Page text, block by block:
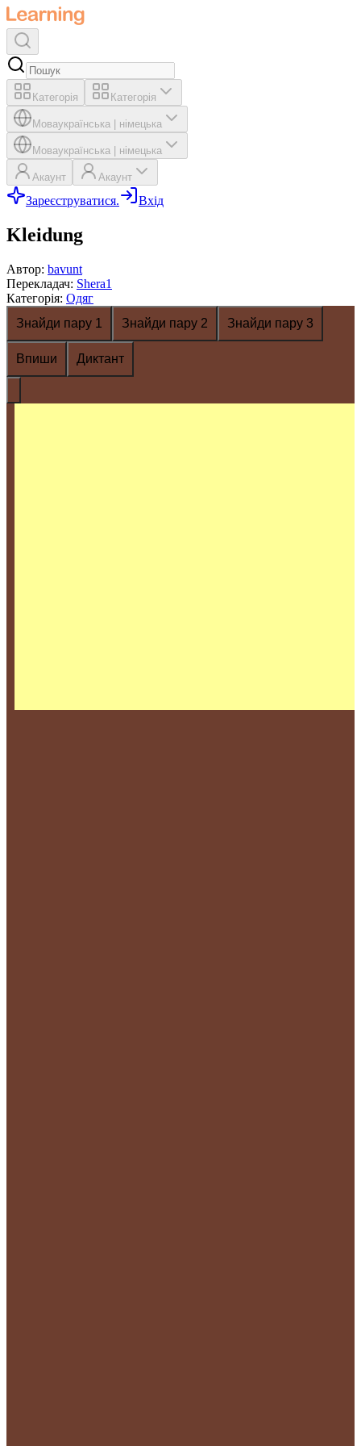
Категорія Категорія
Моваукраїнська німецька
Моваукраїнська німецька
Акаунт Акаунт
Зареєструватися. Вхід
Kleidung
Автор: bavunt
Перекладач: Shera1
Категорія: Одяг
Знайди пару 1
Знайди пару 2 Знайди пару 3
Впиши Диктант